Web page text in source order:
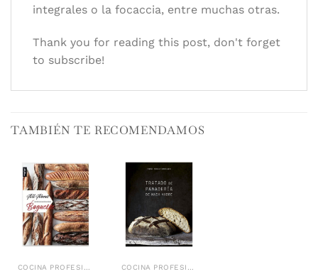
integrales o la focaccia, entre muchas otras.
Thank you for reading this post, don't forget
to subscribe!
TAMBIÉN TE RECOMENDAMOS